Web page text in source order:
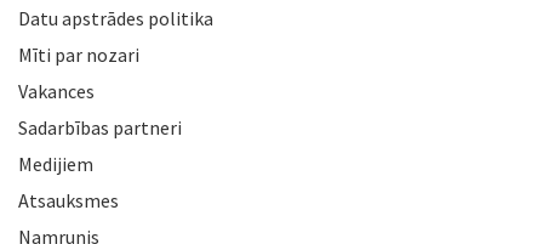
Datu apstrādes politika
Mīti par nozari
Vakances
Sadarbības partneri
Medijiem
Atsauksmes
Namrunis